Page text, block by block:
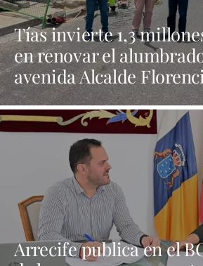
Tías invierte 1,3
en renovar el
avenida Alcalde
31 calles aledañas
Arrecife publica en el